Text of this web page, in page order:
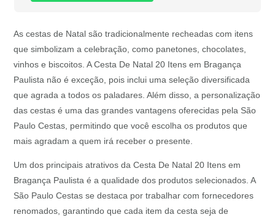
As cestas de Natal são tradicionalmente recheadas com itens
que simbolizam a celebração, como panetones, chocolates,
vinhos e biscoitos. A Cesta De Natal 20 Itens em Bragança
Paulista não é exceção, pois inclui uma seleção diversificada
que agrada a todos os paladares. Além disso, a personalização
das cestas é uma das grandes vantagens oferecidas pela São
Paulo Cestas, permitindo que você escolha os produtos que
mais agradam a quem irá receber o presente.
Um dos principais atrativos da Cesta De Natal 20 Itens em
Bragança Paulista é a qualidade dos produtos selecionados. A
São Paulo Cestas se destaca por trabalhar com fornecedores
renomados, garantindo que cada item da cesta seja de